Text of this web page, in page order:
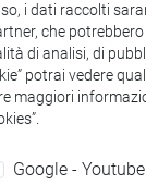
DI II
- AN24 -
cfu allegato 2
E CULTURA
i dati raccolti
che
di analisi, di
potrai vedere
maggiori
Google - Youtube